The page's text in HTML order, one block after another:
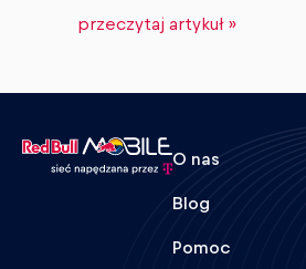
przeczytaj artykuł »
O nas
Blog
Pomoc